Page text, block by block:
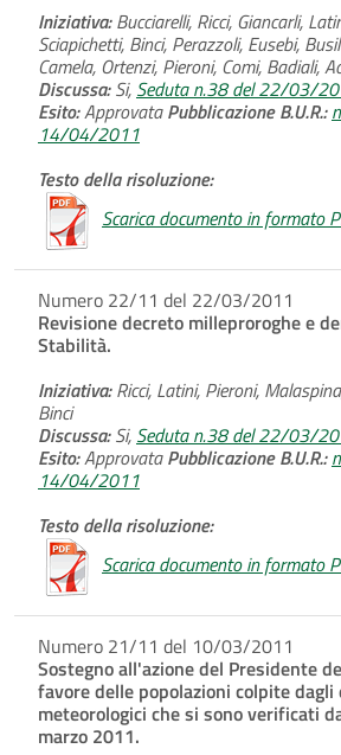
Iniziativa:Bucciarelli, Ricci, Giancarli,
Sciapichetti, Binci, Perazzoli, Eusebi,
Camela, Ortenzi, Pieroni, Comi, Badiali,
Discussa:Si, Seduta n.38 del 22/03/
Esito:ApprovataPubblicazione B.U.R.:
14/04/2011
Testo della risoluzione:
Scarica documento in formato
Numero 22/11 del 22/03/2011
Revisione decreto milleproroghe e
Stabilità.
Iniziativa:Ricci, Latini, Pieroni,
Binci
Discussa:Si, Seduta n.38 del 22/03/
Esito:ApprovataPubblicazione B.U.R.:
14/04/2011
Testo della risoluzione:
Scarica documento in formato
Numero 21/11 del 10/03/2011
Sostegno all'azione del Presidente
favore delle popolazioni colpite dagli
meteorologici che si sono verificati
marzo 2011.